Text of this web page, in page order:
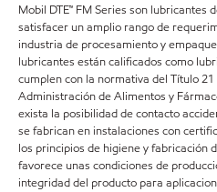
Mobil DTE™ FM Series son lubricantes
satisfacer un amplio rango de
industria de procesamiento y
lubricantes están calificados como
cumplen con la normativa del Título 21
Administración de Alimentos y
exista la posibilidad de contacto
se fabrican en instalaciones con
los principios de higiene y fabricación
favorece unas condiciones de
integridad del producto para